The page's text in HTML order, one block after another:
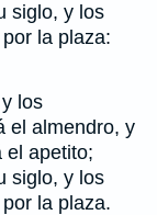
siglo, y los
la plaza:
los
el almendro, y
el apetito;
siglo, y los
la plaza.